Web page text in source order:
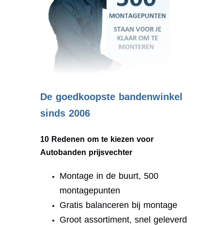
De goedkoopste bandenwinkel
sinds 2006
10 Redenen om te kiezen voor
Autobanden prijsvechter
Montage in de buurt, 500
montagepunten
Gratis balanceren bij montage
Groot assortiment, snel geleverd